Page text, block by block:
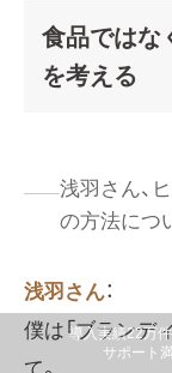
食品ではな
を考える
浅羽さん、
の方法につ
浅羽さん：
僕は「ブランデ
導入実績22万
サポート